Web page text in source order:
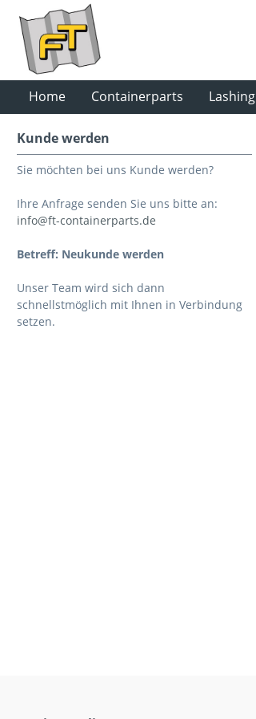
Home Containerparts Lashing
Kunde werden
Sie möchten bei uns Kunde werden?
Ihre Anfrage senden Sie uns bitte an:
info@ft-containerparts.de
Betreff: Neukunde werden
Unser Team wird sich dann
schnellstmöglich mit Ihnen in Verbindung
setzen.